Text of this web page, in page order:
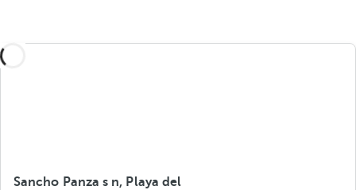
Sancho Panza s n, Playa del